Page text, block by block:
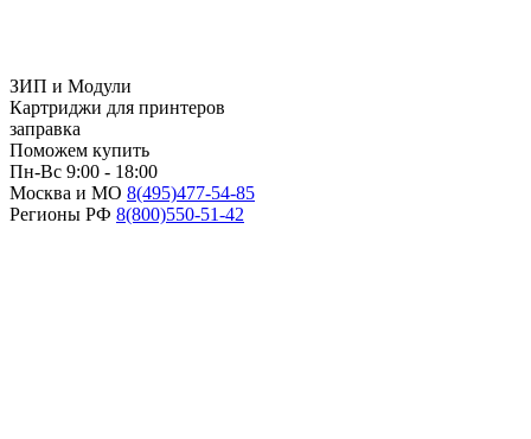
ЗИП и Модули
Картриджи для принтеров
заправка
Поможем купить
Пн-Вс 9:00 - 18:00
Москва и МО 8(495)477-54-85
Регионы РФ 8(800)550-51-42